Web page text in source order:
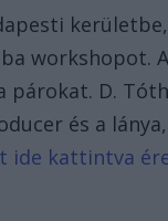
workshopot.
párokat. D.
és a
kattintva